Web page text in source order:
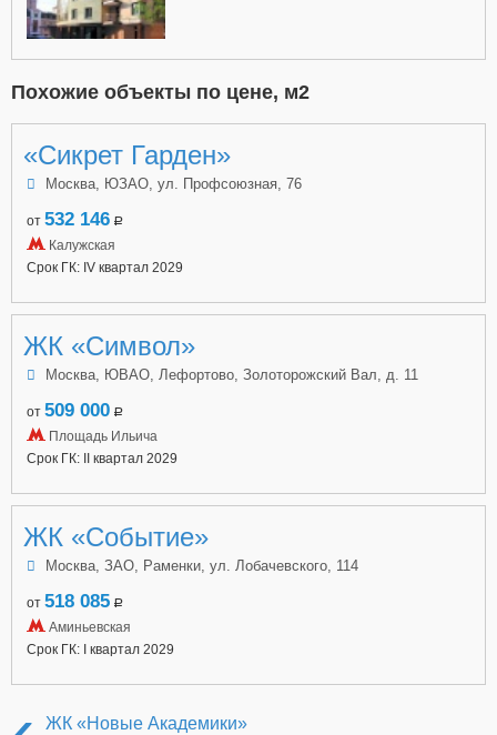
Похожие объекты по цене, м2
«Сикрет Гарден»
Москва, ЮЗАО, ул. Профсоюзная, 76
от 532 146 a
Калужская
Срок ГК: IV квартал 2029
ЖК «Символ»
Москва, ЮВАО, Лефортово, Золоторожский Вал, д. 11
от 509 000 a
Площадь Ильича
Срок ГК: II квартал 2029
ЖК «Событие»
Москва, ЗАО, Раменки, ул. Лобачевского, 114
от 518 085 a
Аминьевская
Срок ГК: I квартал 2029
ЖК «Новые Академики»